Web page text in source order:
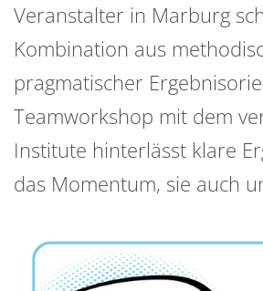
Veranstalter in Marburg
Kombination aus
pragmatischer
Teamworkshop mit dem
Institute hinterlässt klare
das Momentum, sie auch